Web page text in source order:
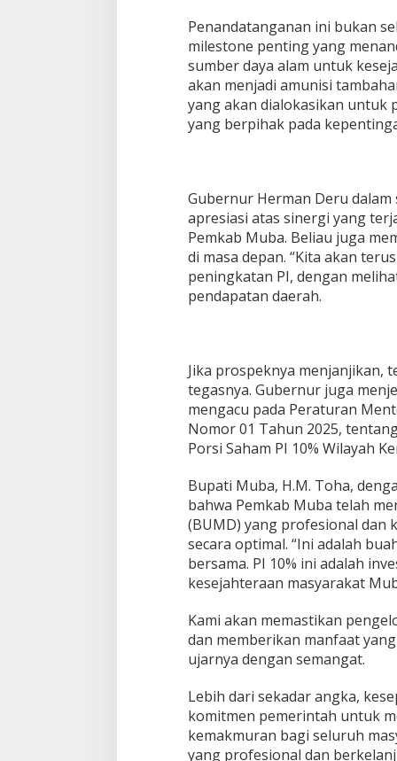
e
s
e
p
a
k
a
t
I
0
%
R
i
m
a
Penandatanganan ini bukan
milestone penting yang
sumber daya alam untuk
akan menjadi amunisi
yang akan dialokasikan
yang berpihak pada
Gubernur Herman Deru
apresiasi atas sinergi yang
Pemkab Muba. Beliau juga
di masa depan. “Kita akan
peningkatan PI, dengan
pendapatan daerah.
Jika prospeknya menjanjikan,
tegasnya. Gubernur juga
mengacu pada Peraturan
Nomor 01 Tahun 2025,
Porsi Saham PI 10% Wilayah
Bupati Muba, H.M. Toha,
bahwa Pemkab Muba telah
(BUMD) yang profesional dan
secara optimal. “Ini adalah
bersama. PI 10% ini adalah
kesejahteraan masyarakat
Kami akan memastikan
dan memberikan manfaat
ujarnya dengan semangat.
Lebih dari sekadar angka,
komitmen pemerintah untuk
kemakmuran bagi seluruh
yang profesional dan